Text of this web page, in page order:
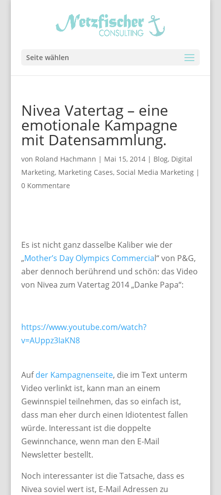
Seite wählen
Nivea Vatertag – eine
emotionale Kampagne
mit Datensammlung.
von Roland Hachmann | Mai 15, 2014| Blog, Digital
Marketing, Marketing Cases, Social Media Marketing|
0 Kommentare
Es ist nicht ganz dasselbe Kaliber wie der
„Mother’s Day Olympics Commercial“ von P&G,
aber dennoch berührend und schön: das Video
von Nivea zum Vatertag 2014 „Danke Papa“:
https://www.youtube.com/watch?
v=AUppz3IaKN8
Aufder Kampagnenseite, die im Text unterm
Video verlinkt ist, kann man an einem
Gewinnspiel teilnehmen, das so einfach ist,
dass man eher durch einen Idiotentest fallen
würde. Interessant ist die doppelte
Gewinnchance, wenn man den E-Mail
Newsletter bestellt.
Noch interessanter ist die Tatsache, dass es
Nivea soviel wert ist, E-Mail Adressen zu